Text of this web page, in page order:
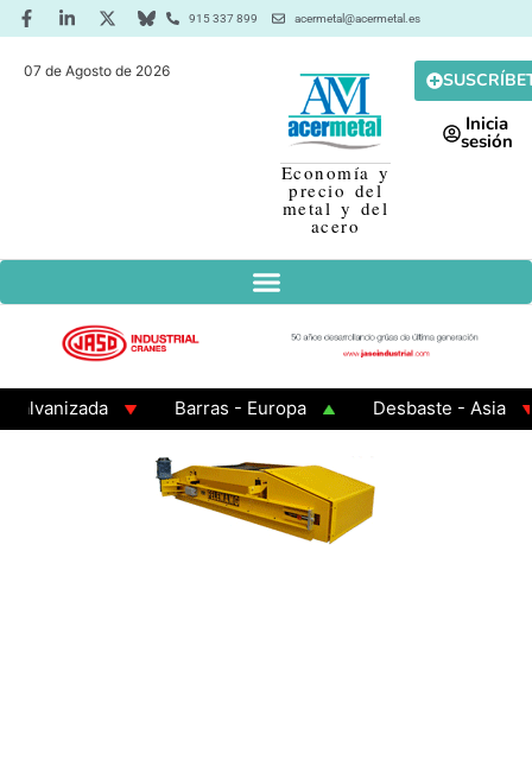
915 337 899 acermetal@acermetal.es
07 de Agosto de 2026
Economía y
precio del
metal y del
acero
Inicia
sesión
Barras - Europa Desbaste - Asia